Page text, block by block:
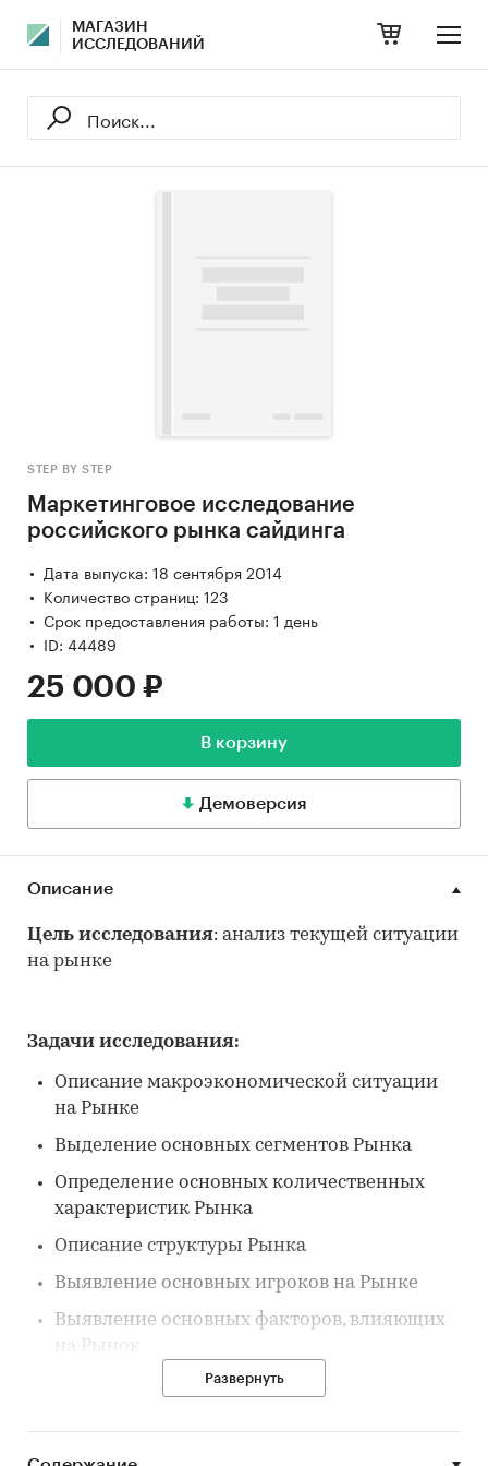
МАГАЗИН
ИССЛЕДОВАНИЙ
STEP BY STEP
Маркетинговое исследование
российского рынка сайдинга
Дата выпуска: 18 сентября 2014
Количество страниц: 123
Срок предоставления работы: 1 день
ID: 44489
25 000 ₽
В корзину
Демоверсия
Описание
Цель исследования: анализ текущей ситуации
на рынке
Задачи исследования:
Описание макроэкономической ситуации
на Рынке
Выделение основных сегментов Рынка
Определение основных количественных
характеристик Рынка
Описание структуры Рынка
Выявление основных игроков на Рынке
Выявление основных факторов, влияющих
на Рынок
Выявление основных тенденций Рынка
Развернуть